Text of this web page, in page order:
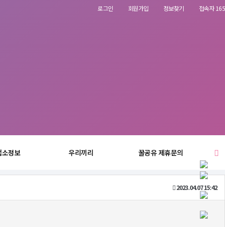
로그인 회원가입 정보찾기 접속자 165
소정보 우리끼리 꿀공유 제휴문의
2023.04.07 15:42